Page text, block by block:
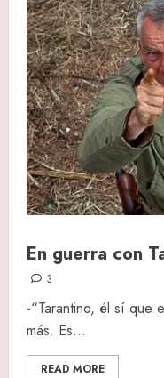
En guerra con
3
-“Tarantino, él sí que
más. Es...
READ MORE